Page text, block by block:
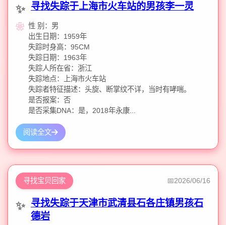
寻找失踪于上海市火车站的男孩李一灵
性 别：男
出生日期：1959年
失踪时身高：95CM
失踪日期：1963年
失踪人所在省：浙江
失踪地点：上海市火车站
失踪者特征描述：头旋、断掌纹不详，当时有哮喘。
是否报案：否
是否采集DNA：是，2018年永康...
阅读全文
寻找宝贝回家 2026/06/16
寻找失踪于天津市武清县石各庄镇男孩石
德岩